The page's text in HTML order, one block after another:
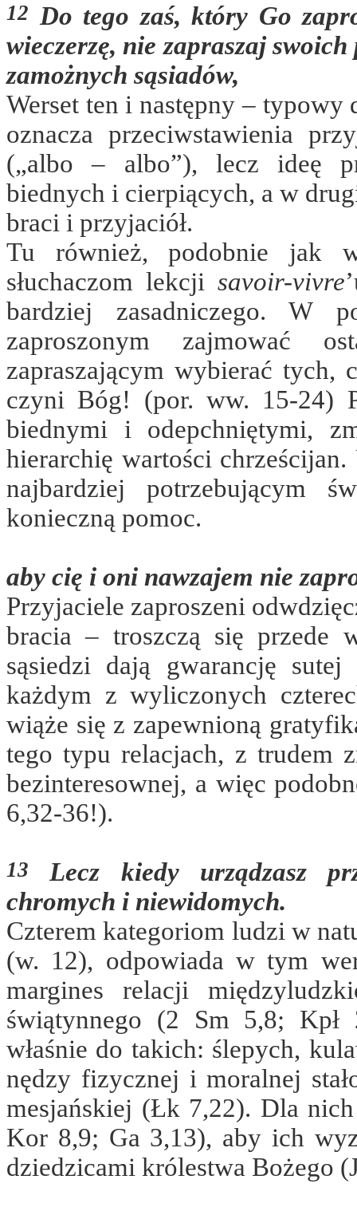
12 Do tego zaś, który Go
wieczerzę, nie zapraszaj
zamożnych sąsiadów,
Werset ten i następny – typowy
oznacza przeciwstawienia
(„albo – albo”), lecz ideę
biednych i cierpiących, a w
braci i przyjaciół.
Tu również, podobnie jak
słuchaczom lekcji savoir-vivre
bardziej zasadniczego. W
zaproszonym zajmować
zapraszającym wybierać tych,
czyni Bóg! (por. ww. 15-24)
biednymi i odepchniętymi,
hierarchię wartości
najbardziej potrzebującym
konieczną pomoc.
aby cię i oni nawzajem nie
Przyjaciele zaproszeni
bracia – troszczą się przede
sąsiedzi dają gwarancję
każdym z wyliczonych
wiąże się z zapewnioną
tego typu relacjach, z trudem
bezinteresownej, a więc
6,32-36!).
13
Lecz kiedy urządzasz
chromych i niewidomych.
Czterem kategoriom ludzi w
(w. 12), odpowiada w tym
margines relacji
świątynnego (2 Sm 5,8; Kpł
właśnie do takich: ślepych,
nędzy fizycznej i moralnej
mesjańskiej (Łk 7,22). Dla
Kor 8,9; Ga 3,13), aby ich
dziedzicami królestwa Bożego